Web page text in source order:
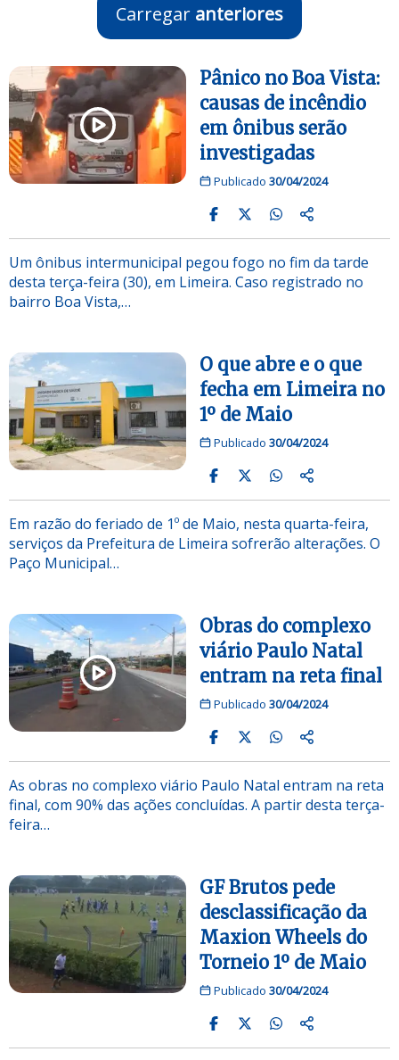
Carregar anteriores
Pânico no Boa Vista:
causas de incêndio
em ônibus serão
investigadas
Publicado 30/04/2024
Um ônibus intermunicipal pegou fogo no fim da tarde
desta terça-feira (30), em Limeira. Caso registrado no
bairro Boa Vista,…
O que abre e o que
fecha em Limeira no
1º de Maio
Publicado 30/04/2024
Em razão do feriado de 1º de Maio, nesta quarta-feira,
serviços da Prefeitura de Limeira sofrerão alterações. O
Paço Municipal…
Obras do complexo
viário Paulo Natal
entram na reta final
Publicado 30/04/2024
As obras no complexo viário Paulo Natal entram na reta
final, com 90% das ações concluídas. A partir desta terça-
feira…
GF Brutos pede
desclassificação da
Maxion Wheels do
Torneio 1º de Maio
Publicado 30/04/2024